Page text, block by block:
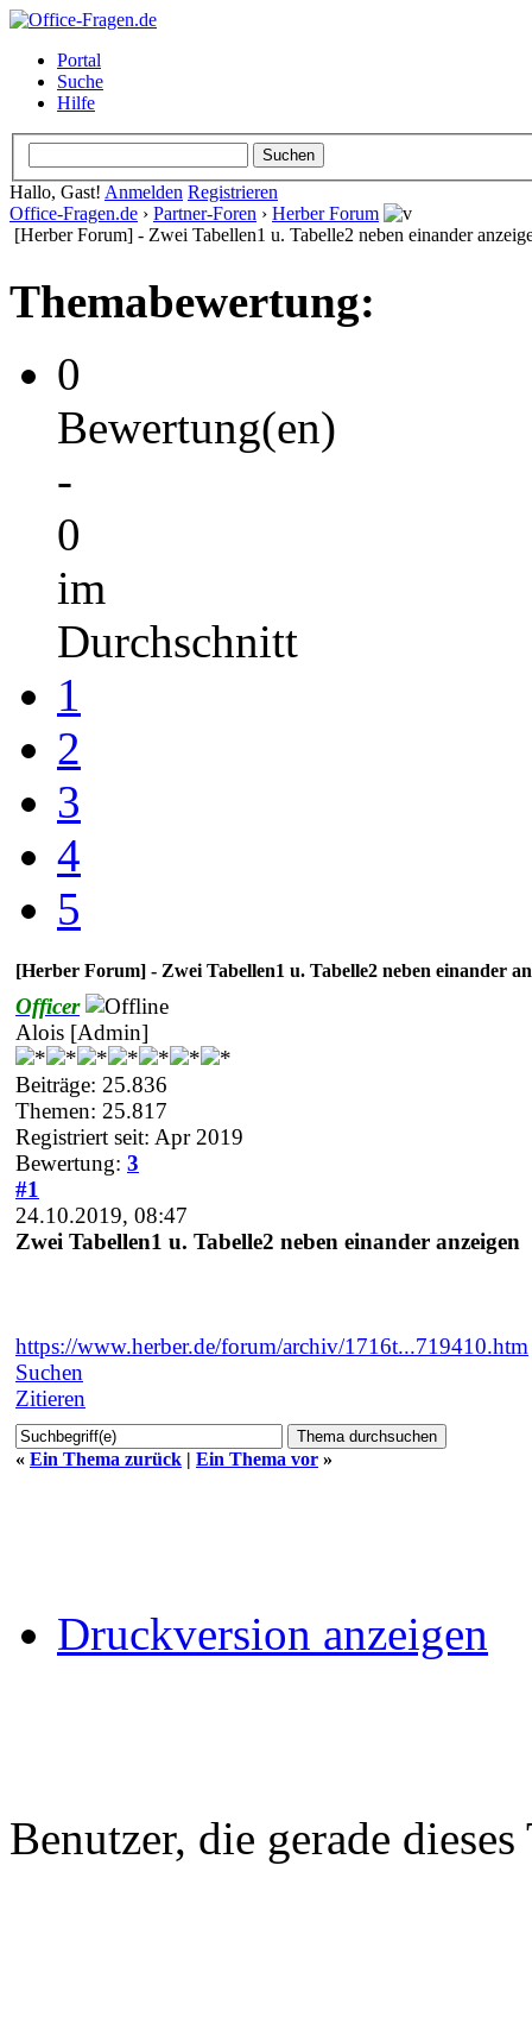
Portal
Suche
Hilfe
Hallo, Gast! Anmelden Registrieren
Office-Fragen.de › Partner-Foren › Herber Forum
[Herber Forum] - Zwei Tabellen1 u. Tabelle2 neben einander
Themabewertung:
0
Bewertung(en)
-
0
im
Durchschnitt
1
2
3
4
5
[Herber Forum] - Zwei Tabellen1 u. Tabelle2 neben einander
Officer
Alois [Admin]
Beiträge: 25.836
Themen: 25.817
Registriert seit: Apr 2019
Bewertung: 3
#1
24.10.2019, 08:47
Zwei Tabellen1 u. Tabelle2 neben einander anzeigen
https://www.herber.de/forum/archiv/1716t...719410.htm
Suchen
Zitieren
« Ein Thema zurück | Ein Thema vor »
Druckversion anzeigen
Benutzer, die gerade